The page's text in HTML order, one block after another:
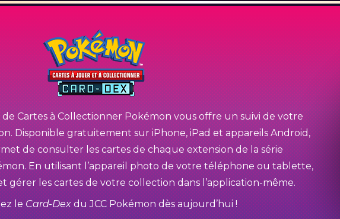
Cartes à Collectionner Pokémon vous offre un suivi de votre
Disponible gratuitement sur iPhone, iPad et appareils Android,
de consulter les cartes de chaque extension de la série
En utilisant l’appareil photo de votre téléphone ou tablette,
gérer les cartes de votre collection dans l’application-même.
leCard-Dexdu JCC Pokémon dès aujourd’hui !